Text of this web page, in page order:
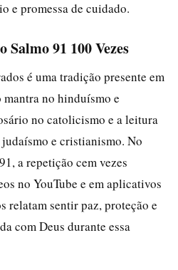
e promessa de cuidado.
91 100 Vezes
é uma tradição presente em
no hinduísmo e
no catolicismo e a leitura
e cristianismo. No
a repetição cem vezes
no YouTube e em aplicativos
relatam sentir paz, proteção e
com Deus durante essa